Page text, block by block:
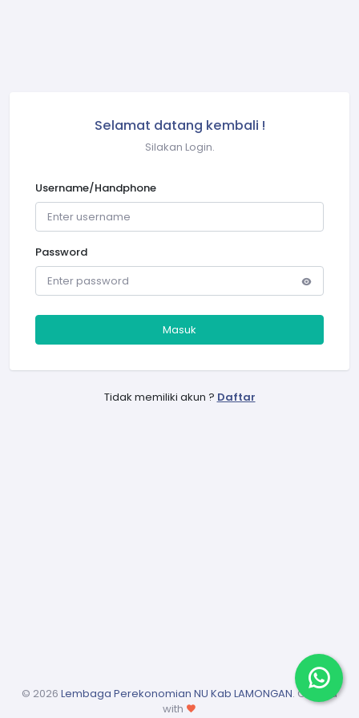
Selamat datang kembali !
Silakan Login.
Username/Handphone
Password
Masuk
Tidak memiliki akun ? Daftar
© 2026 Lembaga Perekonomian NU Kab LAMONGAN. Crafted
with